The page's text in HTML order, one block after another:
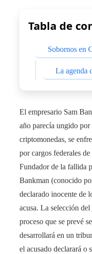
Tabla de
Sobornos en
La agenda
El empresario Sam
año parecía ungido
criptomonedas, se
por cargos federales
Fundador de la fallida
Bankman (conocido
declarado inocente de
acusa. La selección
proceso que se prevé
desarrollará en un
el acusado declarará o